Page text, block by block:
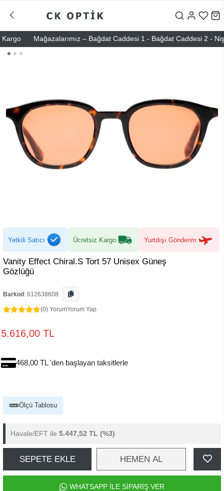
Mağazalarımız – Bağdat Caddesi 1 - Bağdat Caddesi 2 -
Yetkili Satıcı Ücretsiz Kargo Yurtdışı Gönderim
Vanity Effect Chiral.S Tort 57 Unisex Güneş
Gözlüğü
Barkod : 612638608
(0) YorumYorum Yap
5.616,00 TL
468,00 TL 'den başlayan taksitlerle
Ölçü Tablosu
Havale/EFT ile 5.447,52 TL (%3)
SEPETE EKLE HEMEN AL
WHATSAPP İLE SİPARİŞ VER